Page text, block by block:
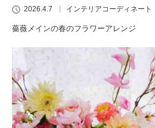
2026.4.7 インテリアコーディネート
薔薇メインの春のフラワーアレンジ